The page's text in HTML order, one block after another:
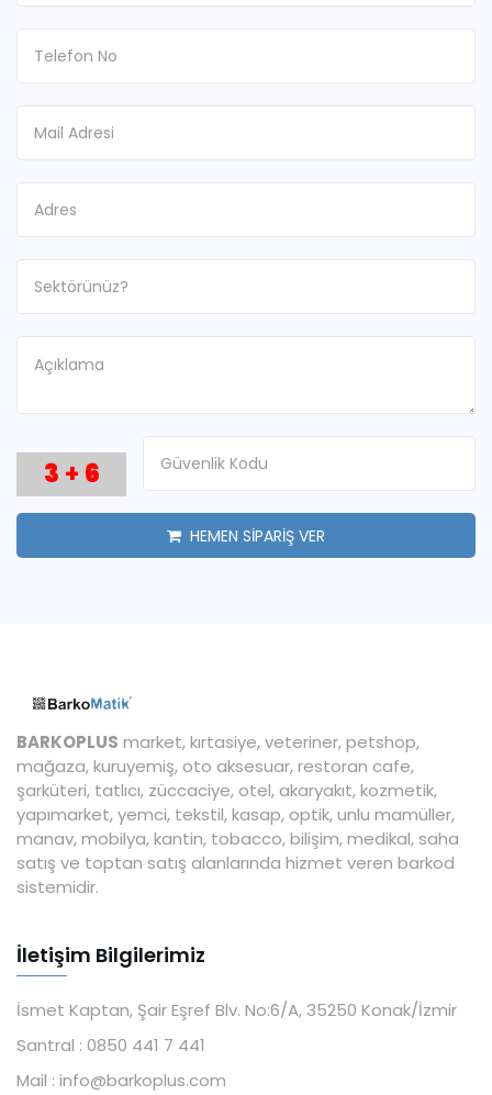
3 + 6
HEMEN SİPARİŞ VER
BARKOPLUS market, kırtasiye, veteriner, petshop,
mağaza, kuruyemiş, oto aksesuar, restoran cafe,
şarküteri, tatlıcı, züccaciye, otel, akaryakıt, kozmetik,
yapımarket, yemci, tekstil, kasap, optik, unlu mamüller,
manav, mobilya, kantin, tobacco, bilişim, medikal, saha
satış ve toptan satış alanlarında hizmet veren barkod
sistemidir.
İletişim Bilgilerimiz
İsmet Kaptan, Şair Eşref Blv. No:6/A, 35250 Konak/İzmir
Santral : 0850 441 7 441
Mail : info@barkoplus.com